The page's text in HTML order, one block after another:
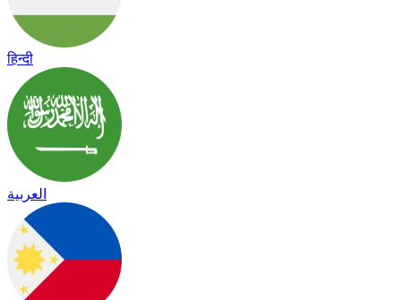
हिन्दी
العربية